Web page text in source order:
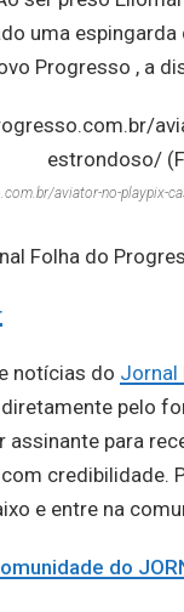
uma
Progresso , a
aviator-no-playpix-
Folha do
notícias do Jornal
pelo
assinante para
credibilidade.
e entre na
do